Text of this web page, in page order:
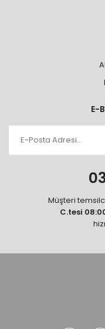
E-
Müşteri
C.tesi